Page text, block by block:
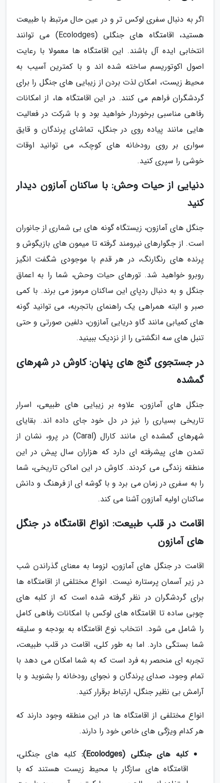
اگر به دنبال سفری لوکس تر و در عین حال مرتبط با طبیعت
هستید، اقامتگاه های جنگلی (Ecolodges) می توانند
انتخابی ایده آل باشند. این اقامتگاه ها معمولا با رعایت
اصول اکوتوریسم ساخته شده اند و با کمترین آسیب به
محیط زیست، امکان لذت بردن از زیبایی های جنگل را برای
گردشگران فراهم می کنند. در این اقامتگاه ها، از امکانات
رفاهی مناسبی برخوردار خواهید بود و با شرکت در فعالیت
هایی مانند پیاده روی در جنگل، تماشای پرندگان و قایق
سواری بر روی رودخانه های کوچک، می توانید اوقات
خوشی را سپری کنید.
دنیایی از حیات وحش: با ساکنان آمازون دیدار
کنید
جنگل های آمازون، زیستگاه گونه های بی شماری از جانوران
است. از جگوارهای نیرومند گرفته تا میمون های بازیگوش و
پرنده های رنگارنگ، در هر قدم با موجودی شگفت انگیز
روبرو خواهید شد. تورهای حیات وحش، شما را به اعماق
جنگل و به دنبال ردپای این ساکنان مرموز می برند. با کمی
صبر و البته همراهی یک راهنمای باتجربه، می توانید گونه
های کمیابی مانند گاو دریایی آمازون، دلفین صورتی و حتی
تنبل های سه انگشتی را از نزدیک ببینید.
در جستجوی گنج های پنهان: کاوش در شهرهای
گمشده
جنگل های آمازون، علاوه بر زیبایی های طبیعی، اسرار
تاریخی بسیاری را نیز در دل خود جای داده اند. بقایای
شهرهای گمشده ای مانند کارال (Caral) در پرو، نشان از
تمدن های پیشرفته ای دارد که هزاران سال پیش در این
منطقه زندگی می کردند. کاوش در این اماکن تاریخی، شما
را به سفری در زمان می برد و با گوشه ای از فرهنگ و دانش
ساکنان اولیه آمازون آشنا می کند.
اقامت در قلب طبیعت: انواع اقامتگاه در جنگل
های آمازون
اقامت در جنگل های آمازون، لزوما به معنای گذراندن شب
در زیر آسمان پرستاره نیست. انواع مختلفی از اقامتگاه ها
برای گردشگران در نظر گرفته شده است که از کلبه های
چوبی ساده تا اقامتگاه های لوکس با امکانات رفاهی کامل
را شامل می شود. انتخاب نوع اقامتگاه به بودجه و سلیقه
شما بستگی دارد. اما به طور کلی، اقامت در قلب طبیعت،
تجربه ای منحصر به فرد است که به شما امکان می دهد با
تمام وجود، صدای پرندگان و نجوای رودخانه را بشنوید و با
آرامش بی نظیر جنگل، ارتباط برقرار کنید.
انواع مختلفی از اقامتگاه ها در این منطقه وجود دارند که
هر کدام ویژگی های خاص خود را دارند.
کلبه های جنگلی (Ecolodges):
کلبه های جنگلی،
اقامتگاه های سازگار با محیط زیست هستند که با